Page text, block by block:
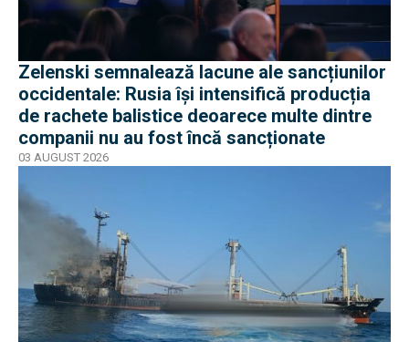
Zelenski semnalează lacune ale sancțiunilor
occidentale: Rusia își intensifică producția
de rachete balistice deoarece multe dintre
companii nu au fost încă sancționate
03 AUGUST 2026